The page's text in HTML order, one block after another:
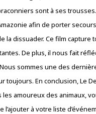
sont à ses
afin de porter
la dissuader. Ce film capture
De plus, il nous fait
sommes une des
toujours. En conclusion, Le
amoureux des animaux,
l’ajouter à votre liste